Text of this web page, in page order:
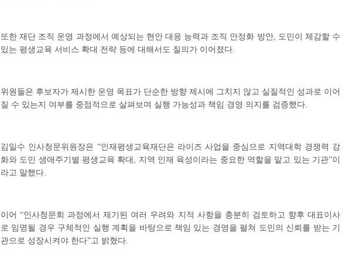
또한 재단 조직 운영 과정에서 예상되는 현안 대응 능력과 조직 안정화 방안, 도민이 체감할 수
있는 평생교육 서비스 확대 전략 등에 대해서도 질의가 이어졌다.
위원들은 후보자가 제시한 운영 목표가 단순한 방향 제시에 그치지 않고 실질적인 성과로 이어
질 수 있는지 여부를 중점적으로 살펴보며 실행 가능성과 책임 경영 의지를 검증했다.
김일수 인사청문위원장은 “인재평생교육재단은 라이즈 사업을 중심으로 지역대학 경쟁력 강
화와 도민 생애주기별 평생교육 확대, 지역 인재 육성이라는 중요한 역할을 맡고 있는 기관”이
라고 말했다.
이어 “인사청문회 과정에서 제기된 여러 우려와 지적 사항을 충분히 검토하고 향후 대표이사
로 임명될 경우 구체적인 실행 계획을 바탕으로 책임 있는 경영을 펼쳐 도민의 신뢰를 받는 기
관으로 성장시켜야 한다”고 밝혔다.